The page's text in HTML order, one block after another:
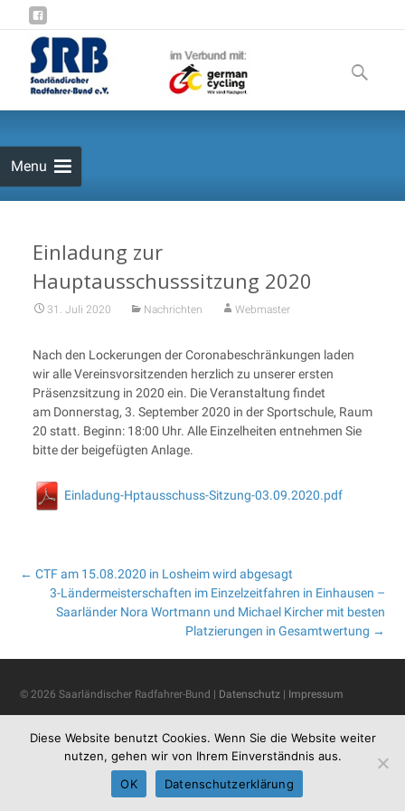
Menu
to
content
Suchen
nach:
Einladung zur
Hauptausschusssitzung 2020
31. Juli 2020 Nachrichten Webmaster
Nach den Lockerungen der Coronabeschränkungen laden
wir alle Vereinsvorsitzenden herzlich zu unserer ersten
Präsenzsitzung in 2020 ein. Die Veranstaltung findet
am Donnerstag, 3. September 2020 in der Sportschule, Raum
20 statt. Beginn: 18:00 Uhr. Alle Einzelheiten entnehmen Sie
bitte der beigefügten Anlage.
Einladung-Hptausschuss-Sitzung-03.09.2020.pdf
Post
navigation
← CTF am 15.08.2020 in Losheim wird abgesagt
3-Ländermeisterschaften im Einzelzeitfahren in Einhausen –
Saarländer Nora Wortmann und Michael Kircher mit besten
Platzierungen in Gesamtwertung →
© 2026 Saarländischer Radfahrer-Bund | Datenschutz | Impressum
Diese Website benutzt Cookies. Wenn Sie die Website weiter
nutzen, gehen wir von Ihrem Einverständnis aus.
OK
Datenschutzerklärung